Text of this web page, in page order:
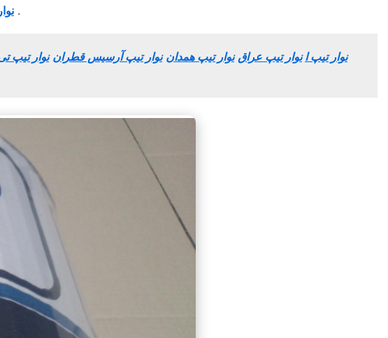
اترک دریپ دارای خدمات پس از فروشگاه بوده و در محیطی کاملا مناسب انبار و توضیع می شود .
نوار تیپ ا نوار تیپ عراق نوار تیپ همدان نوار تیپ آرسیس قطران نوار تیپ